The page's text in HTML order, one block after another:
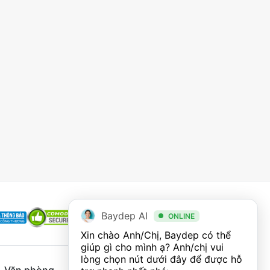
Baydep AI ONLINE
Xin chào Anh/Chị, Baydep có thể
giúp gì cho mình ạ? Anh/chị vui
lòng chọn nút dưới đây để được hỗ